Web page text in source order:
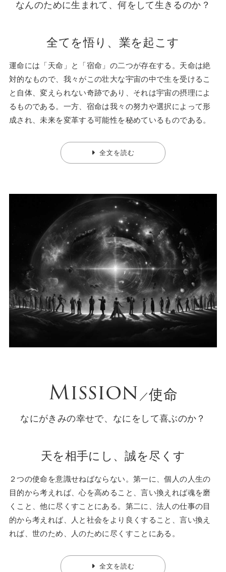
なんのために生まれて、何をして生きるのか？
全てを悟り、業を起こす
運命には「天命」と「宿命」の二つが存在する。天命は絶
対的なもので、我々がこの壮大な宇宙の中で生を受けるこ
と自体、変えられない奇跡であり、それは宇宙の摂理によ
るものである。一方、宿命は我々の努力や選択によって形
成され、未来を変革する可能性を秘めているものである。
全文を読む
Mission ／使命
なにがきみの幸せで、なにをして喜ぶのか？
天を相手にし、誠を尽くす
２つの使命を意識せねばならない。第一に、個人の人生の
目的から考えれば、心を高めること、言い換えれば魂を磨
くこと、他に尽くすことにある。第二に、法人の仕事の目
的から考えれば、人と社会をより良くすること、言い換え
れば、世のため、人のために尽くすことにある。
全文を読む